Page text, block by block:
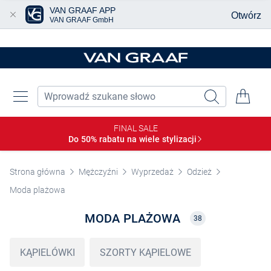
FINAL SALE
Do 50% rabatu na wiele stylizacji
Strona główna Mężczyźni Wyprzedaż
Odzież
Moda plażowa
MODA PLAŻOWA 38
KĄPIELÓWKI SZORTY KĄPIELOWE
VAN GRAAF APP
VAN GRAAF GmbH Otwórz